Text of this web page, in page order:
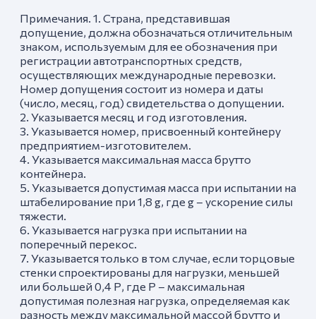
Примечания. 1. Страна, представившая
допущение, должна обозначаться отличительным
знаком, используемым для ее обозначения при
регистрации автотранспортных средств,
осуществляющих международные перевозки.
Номер допущения состоит из номера и даты
(число, месяц, год) свидетельства о допущении.
2. Указывается месяц и год изготовления.
3. Указывается номер, присвоенный контейнеру
предприятием-изготовителем.
4. Указывается максимальная масса брутто
контейнера.
5. Указывается допустимая масса при испытании на
штабелирование при 1,8 g, где g – ускорение силы
тяжести.
6. Указывается нагрузка при испытании на
поперечный перекос.
7. Указывается только в том случае, если торцовые
стенки спроектированы для нагрузки, меньшей
или большей 0,4 Р, где Р – максимальная
допустимая полезная нагрузка, определяемая как
разность между максимальной массой брутто и